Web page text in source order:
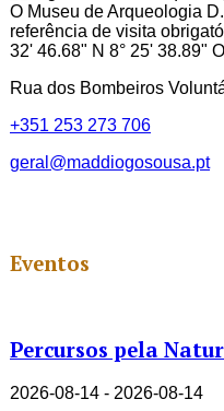
O Museu de Arqueologia
referência de visita
32' 46.68" N 8° 25' 38.89" O
Rua dos Bombeiros
+351 253 273 706
geral@maddiogosousa.pt
Eventos
Percursos pela
2026-08-14 - 2026-08-14